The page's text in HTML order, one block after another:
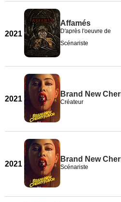
2021
Affamés
D'après l'oeuvre de
Scénariste
2021
Brand New
Créateur
2021
Brand New
Scénariste